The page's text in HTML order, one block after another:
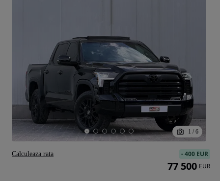
1 / 6
-400 EUR
77 500 EUR
Calculeaza rata